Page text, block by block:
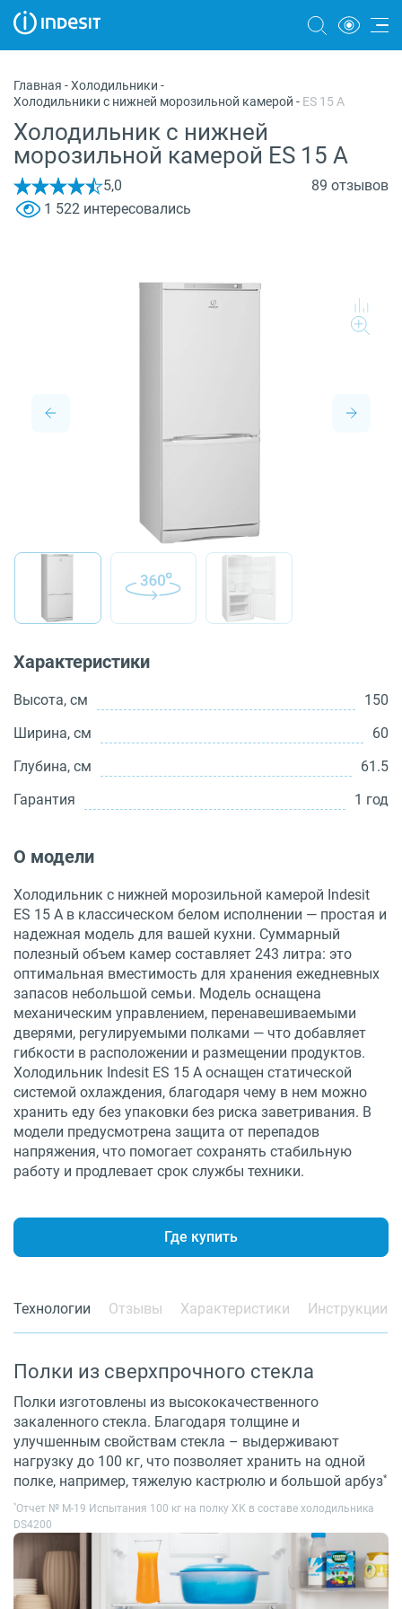
Морозильные камеры
Стиральные и сушильные машины
Посудомоечные машины
Плиты
О бренде
Главная -Холодильники -
Холодильники с нижней морозильной камерой - ES 15 A
Холодильник с нижней
морозильной камерой ES 15 A
5,0
89 отзывов
1 522 интересовались
Характеристики
Высота, см
150
Ширина, см
60
Глубина, см
61.5
Гарантия
1 год
О модели
Холодильник с нижней морозильной камерой Indesit
ES 15 A в классическом белом исполнении — простая и
надежная модель для вашей кухни. Суммарный
полезный объем камер составляет 243 литра: это
оптимальная вместимость для хранения ежедневных
запасов небольшой семьи. Модель оснащена
механическим управлением, перенавешиваемыми
дверями, регулируемыми полками — что добавляет
гибкости в расположении и размещении продуктов.
Холодильник Indesit ES 15 A оснащен статической
системой охлаждения, благодаря чему в нем можно
хранить еду без упаковки без риска заветривания. В
модели предусмотрена защита от перепадов
напряжения, что помогает сохранять стабильную
работу и продлевает срок службы техники.
Где купить
Технологии Отзывы Характеристики Инструкции
Полки из сверхпрочного стекла
Полки изготовлены из высококачественного
закаленного стекла. Благодаря толщине и
улучшенным свойствам стекла – выдерживают
нагрузку до 100 кг, что позволяет хранить на одной
полке, например, тяжелую кастрюлю и большой арбуз*
*Отчет № M-19 Испытания 100 кг на полку ХК в составе холодильника
DS4200